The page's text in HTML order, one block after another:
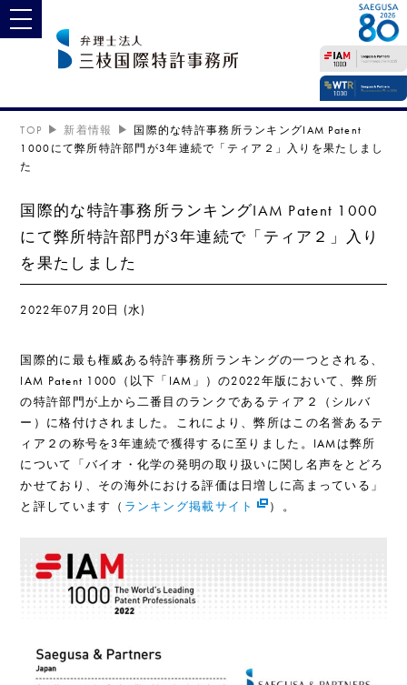
toggle navigation
TOP 新着情報
国際的な特許事務所ランキングIAM Patent
1000にて弊所特許部門が3年連続で「ティア２」入りを果たしまし
た
国際的な特許事務所ランキングIAM Patent 1000
にて弊所特許部門が3年連続で「ティア２」入り
を果たしました
2022年07月20日 (水)
国際的に最も権威ある特許事務所ランキングの一つとされる、
IAM Patent 1000（以下「IAM」）の2022年版において、弊所
の特許部門が上から二番目のランクであるティア２（シルバ
ー）に格付けされました。これにより、弊所はこの名誉あるテ
ィア２の称号を3年連続で獲得するに至りました。IAMは弊所
について「バイオ・化学の発明の取り扱いに関し名声をとどろ
かせており、その海外における評価は日増しに高まっている」
と評しています（ ランキング掲載サイト ）。